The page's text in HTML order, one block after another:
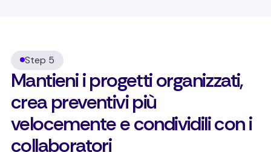
Step 5
Mantieni i progetti organizzati,
crea preventivi più
velocemente e condividili con i
collaboratori